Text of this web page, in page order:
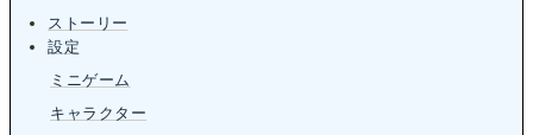
ストーリー
設定
ミニゲーム
キャラクター